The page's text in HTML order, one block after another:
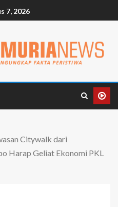
7, 2026
Citywalk dari
Harap Geliat Ekonomi PKL